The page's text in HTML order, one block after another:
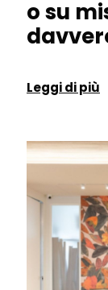
o su
Leggi di più